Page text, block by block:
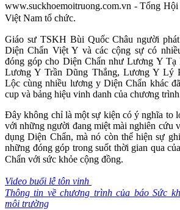
www.suckhoemoitruong.com.vn - Tổng
Việt Nam tổ chức.
Giáo sư TSKH Bùi Quốc Châu người
Diện Chẩn Việt Y và các cộng sự có
đóng góp cho Diện Chẩn như Lương Y Tạ
Lương Y Trần Dũng Thắng, Lương Y Lý
Lộc cùng nhiều lương y Diện Chẩn khác
cup và bảng hiệu vinh danh của chương
Đây không chỉ là một sự kiện có ý nghĩa to
với những người đang miệt mài nghiên cứu
dụng Diện Chẩn, mà nó còn thể hiện sự
những đóng góp trong suốt thời gian qua
Chẩn với sức khỏe cộng đồng.
Video buổi lễ tôn vinh
Thông tin về chương trình của báo Sức
môi trường